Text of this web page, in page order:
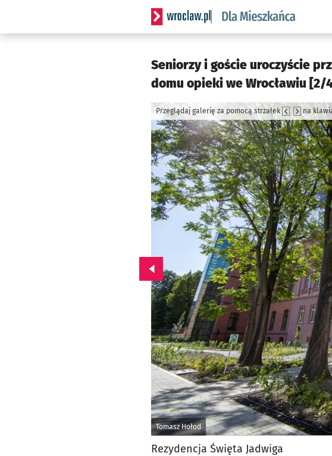
Serwis informacyjny wroclaw.pl
Seniorzy i goście uroczyście
domu opieki we Wrocławiu [2/
Tomasz Hołod
Przeglądaj galerię za pomocą strzałek na
Przejdź do poprzedniego zdjęcia.
Rezydencja Święta Jadwiga